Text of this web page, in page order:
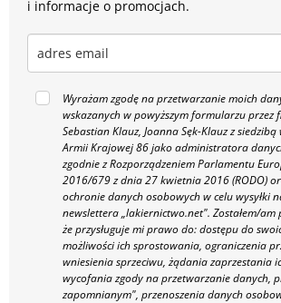
i informacje o promocjach.
Wyrażam zgodę na przetwarzanie moich
wskazanych w powyższym formularzu przez
Sebastian Klauz, Joanna Sęk-Klauz z siedzibą
Armii Krajowej 86 jako administratora
zgodnie z Rozporządzeniem Parlamentu
2016/679 z dnia 27 kwietnia 2016 (RODO)
ochronie danych osobowych w celu wysyłki
newslettera „lakiernictwo.net". Zostałem/
że przysługuje mi prawo do: dostępu do
możliwości ich sprostowania, ograniczenia
wniesienia sprzeciwu, żądania zaprzestania
wycofania zgody na przetwarzanie danych,
zapomnianym", przenoszenia danych